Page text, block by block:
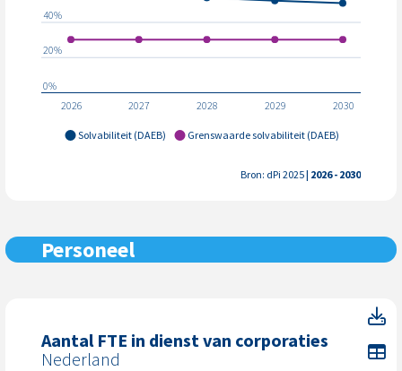
Solvabiliteit (DAEB) Grenswaarde solvabiliteit (DAEB)
2026 2027 2028 2029 2030
0%
20%
40%
Bron: dPi 2025| 2026 - 2030
Personeel
Aantal FTE in dienst van corporaties
Nederland